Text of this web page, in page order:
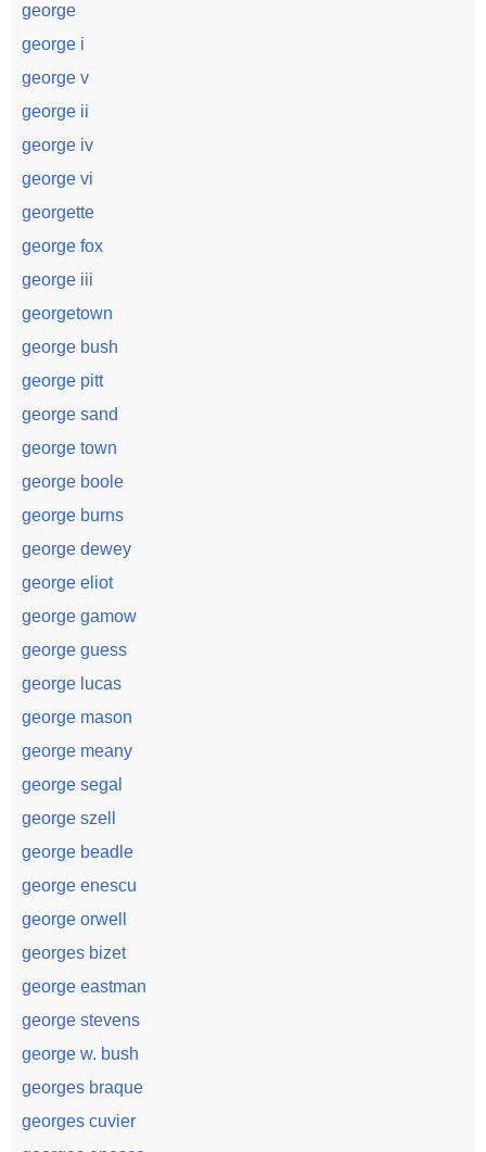
george
george i
george v
george ii
george iv
george vi
georgette
george fox
george iii
georgetown
george bush
george pitt
george sand
george town
george boole
george burns
george dewey
george eliot
george gamow
george guess
george lucas
george mason
george meany
george segal
george szell
george beadle
george enescu
george orwell
georges bizet
george eastman
george stevens
george w. bush
georges braque
georges cuvier